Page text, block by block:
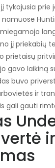
tykojusia prie
jį priekabių
prietaisų
gavo laikiną
buvo
ir
gali gauti
ir